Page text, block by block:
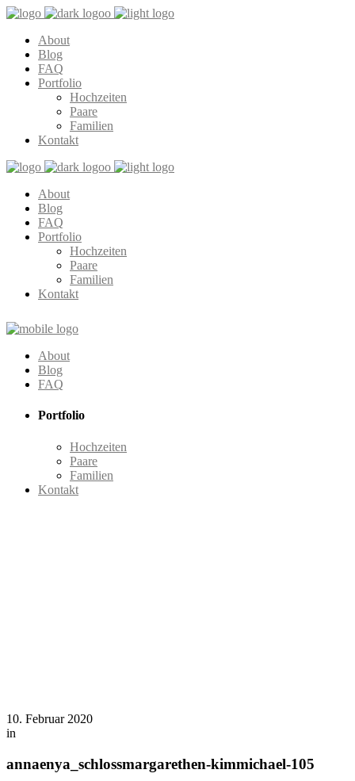
About
Blog
FAQ
Portfolio
Hochzeiten
Paare
Familien
Kontakt
About
Blog
FAQ
Portfolio
Hochzeiten
Paare
Familien
Kontakt
About
Blog
FAQ
Portfolio
Hochzeiten
Paare
Familien
Kontakt
10. Februar 2020
in
annaenya_schlossmargarethen-kimmichael-105